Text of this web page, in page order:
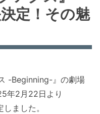
定！その魅
-Beginning-』の劇場
年2月22日より
しました。